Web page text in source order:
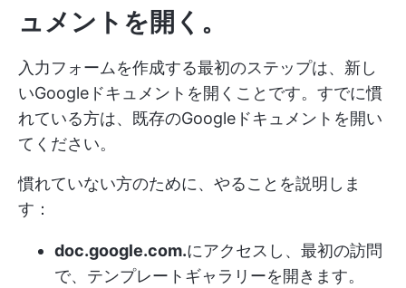
ュメントを開く。
入力フォームを作成する最初のステップは、新し
いGoogleドキュメントを開くことです。すでに慣
れている方は、既存のGoogleドキュメントを開い
てください。
慣れていない方のために、やることを説明しま
す：
doc.google.com.にアクセスし、最初の訪問
で、テンプレートギャラリーを開きます。